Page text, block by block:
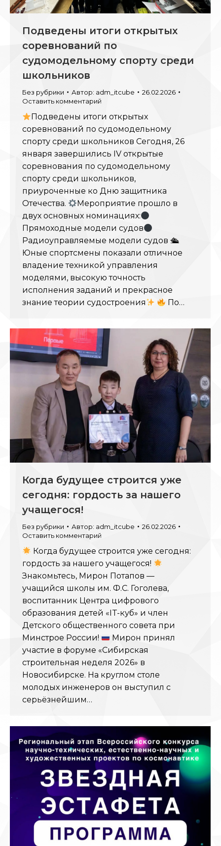
Подведены итоги открытых
соревнований по
судомодельному спорту среди
школьников
Без рубрики Автор: adm_itcube
26.02.2026
Оставить комментарий
Подведены итоги открытых
соревнований по судомодельному
спорту среди школьников Сегодня, 26
января завершились IV открытые
соревнования по судомодельному
спорту среди школьников,
приуроченные ко Дню защитника
Отечества.
Мероприятие прошло в
двух основных номинациях:
Прямоходные модели судов
Радиоуправляемые модели судов 🛳
Юные спортсмены показали отличное
владение техникой управления
моделями, высокую точность
исполнения заданий и прекрасное
знание теории судостроения
По…
Когда будущее строится уже
сегодня: гордость за нашего
учащегося!
Без рубрики Автор: adm_itcube
26.02.2026
Оставить комментарий
Когда будущее строится уже сегодня:
гордость за нашего учащегося!
Знакомьтесь, Мирон Потапов —
учащийся школы им. Ф.С. Гоголева,
воспитанник Центра цифрового
образования детей «IT-куб» и член
Детского общественного совета при
Минстрое России!
Мирон принял
участие в форуме «Сибирская
строительная неделя 2026» в
Новосибирске. На круглом столе
молодых инженеров он выступил с
серьёзнейшим…